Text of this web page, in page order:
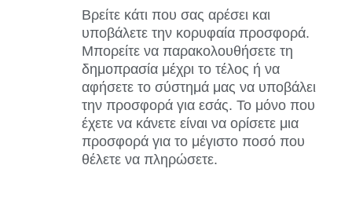
Βρείτε κάτι που σας αρέσει και
υποβάλετε την κορυφαία προσφορά.
Μπορείτε να παρακολουθήσετε τη
δημοπρασία μέχρι το τέλος ή να
αφήσετε το σύστημά μας να υποβάλει
την προσφορά για εσάς. Το μόνο που
έχετε να κάνετε είναι να ορίσετε μια
προσφορά για το μέγιστο ποσό που
θέλετε να πληρώσετε.